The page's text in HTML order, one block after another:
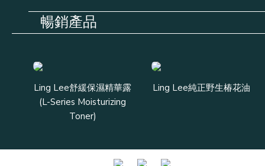
暢銷產品
Ling Lee舒緩保濕精華露
(L-Series Moisturizing
Toner)
Ling Lee純正野生椿花油